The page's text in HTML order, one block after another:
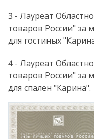
3 - Лауреат
товаров России" за
для гостиных
4 - Лауреат
товаров России" за
для спален "Карина".